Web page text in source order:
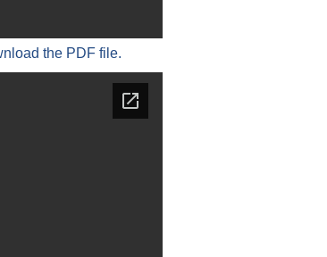
the PDF file.